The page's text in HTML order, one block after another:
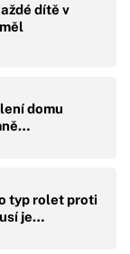
dítě v
domu
typ rolet proti
je…